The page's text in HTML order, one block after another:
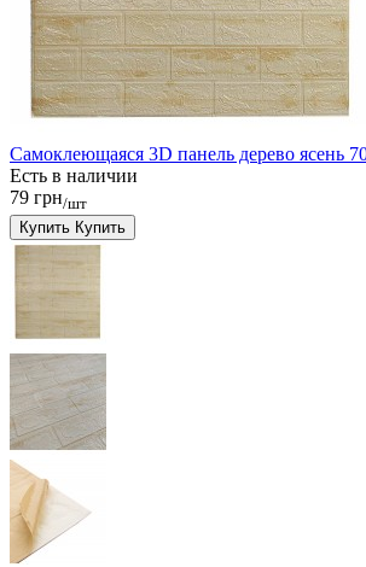
Самоклеющаяся 3D панель дерево ясень
Есть в наличии
79 грн/шт
Купить Купить